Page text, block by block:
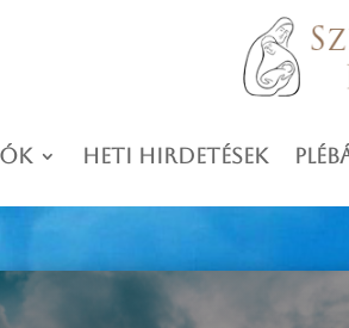
Heti hirdetések